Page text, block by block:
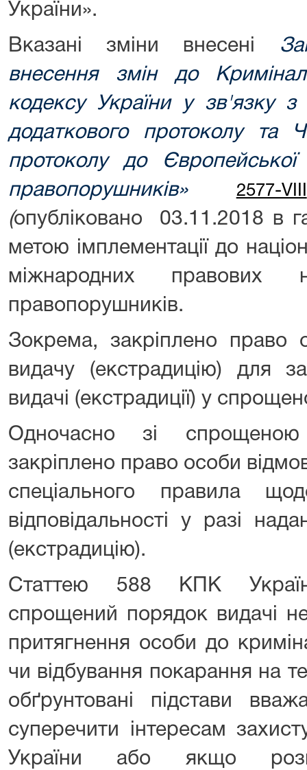
України».
Вказані зміни внесені
внесення змін до
кодексу України у зв'язку з
додаткового протоколу та
протоколу до
правопорушників»
2577-VIII
(опубліковано 03.11.2018 в
метою імплементації до
міжнародних
правопорушників.
Зокрема, закріплено право
видачу (екстрадицію) для
видачі (екстрадиції) у
Одночасно зі
закріплено право особи
спеціального правила
відповідальності у разі
(екстрадицію).
Статтею 588 КПК
спрощений порядок видачі
притягнення особи до
чи відбування покарання на
обґрунтовані підстави
суперечити інтересам
України або якщо